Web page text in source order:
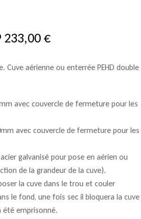
233,00€Plage
prix :
à
79
233,00 €
Cuve aérienne ou enterrée PEHD double
avec couvercle de fermeture pour les
avec couvercle de fermeture pour les
galvanisé pour pose en aérien ou
de la grandeur de la cuve).
la cuve dans le trou et couler
le fond, une fois sec il bloquera la cuve
été emprisonné.